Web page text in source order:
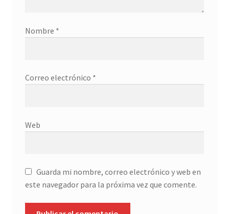
Nombre *
Correo electrónico *
Web
Guarda mi nombre, correo electrónico y web en
este navegador para la próxima vez que comente.